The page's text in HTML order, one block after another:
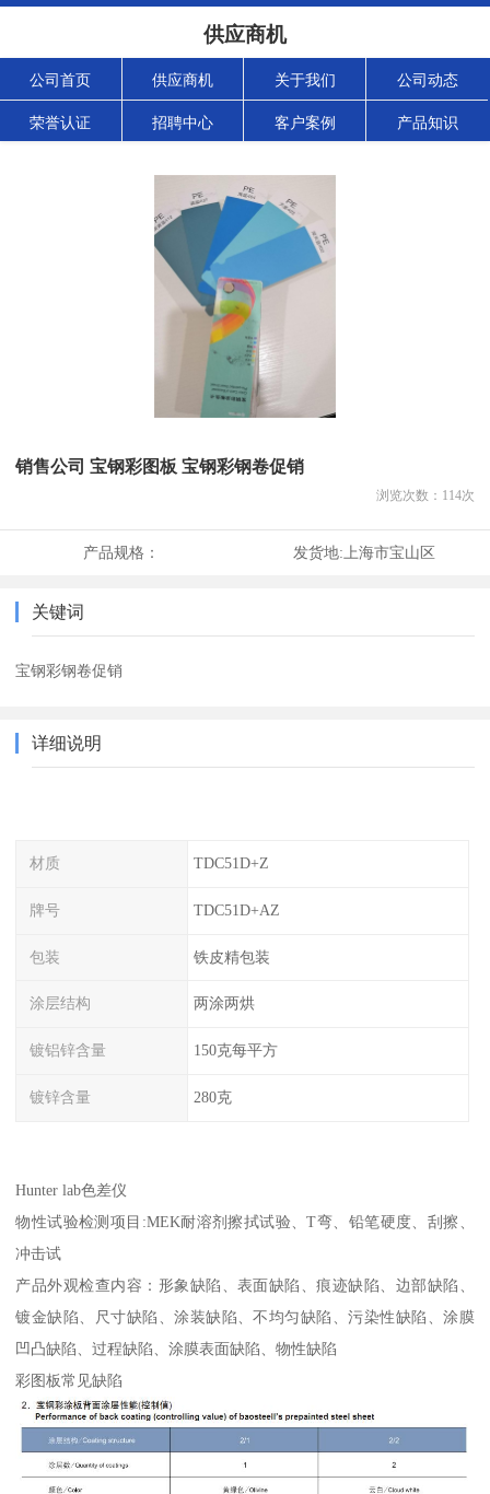
供应商机
公司首页 供应商机 关于我们 公司动态
荣誉认证 招聘中心 客户案例 产品知识
销售公司 宝钢彩图板 宝钢彩钢卷促销
浏览次数： 114次
产品规格： 发货地: 上海市宝山区
关键词
宝钢彩钢卷促销
详细说明
材质 TDC51D+Z
牌号 TDC51D+AZ
包装 铁皮精包装
涂层结构 两涂两烘
镀铝锌含量 150克每平方
镀锌含量 280克
Hunter lab色差仪
物性试验检测项目:MEK耐溶剂擦拭试验、T弯、铅笔硬度、刮擦、
冲击试
产品外观检查内容：形象缺陷、表面缺陷、痕迹缺陷、边部缺陷、
镀金缺陷、尺寸缺陷、涂装缺陷、不均匀缺陷、污染性缺陷、涂膜
凹凸缺陷、过程缺陷、涂膜表面缺陷、物性缺陷
彩图板常见缺陷